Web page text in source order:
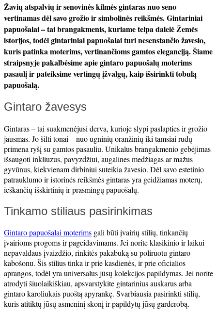
Žavių atspalvių ir senovinės kilmės gintaras nuo seno
vertinamas dėl savo grožio ir simbolinės reikšmės. Gintariniai
papuošalai – tai brangakmenis, kuriame telpa dalelė Žemės
istorijos, todėl gintariniai papuošalai turi nesenstančio žavesio,
kuris patinka moterims, vertinančioms gamtos eleganciją. Šiame
straipsnyje pakalbėsime apie gintaro papuošalų moterims
pasaulį ir pateiksime vertingų įžvalgų, kaip išsirinkti tobulą
papuošalą.
Gintaro žavesys
Gintaras – tai suakmenėjusi derva, kurioje slypi paslapties ir grožio
jausmas. Jo šilti tonai – nuo ugninių oranžinių iki tamsiai rudų –
primena ryšį su gamtos pasauliu. Unikalus brangakmenio gebėjimas
išsaugoti inkliuzus, pavyzdžiui, augalines medžiagas ar mažus
gyvūnus, kiekvienam dirbiniui suteikia žavesio. Dėl savo estetinio
patrauklumo ir istorinės reikšmės gintaras yra geidžiamas moterų,
ieškančių išskirtinių ir prasmingų papuošalų.
Tinkamo stiliaus pasirinkimas
Gintaro papuošalai moterims gali būti įvairių stilių, tinkančių
įvairioms progoms ir pageidavimams. Jei norite klasikinio ir laikui
nepavaldaus įvaizdžio, rinkitės pakabuką su poliruotu gintaro
kabošonu. Šis stilius tinka ir prie kasdienės, ir prie oficialios
aprangos, todėl yra universalus jūsų kolekcijos papildymas. Jei norite
atrodyti šiuolaikiškiau, apsvarstykite gintarinius auskarus arba
gintaro karoliukais puoštą apyrankę. Svarbiausia pasirinkti stilių,
kuris atitiktų jūsų asmeninį skonį ir papildytų jūsų garderobą.